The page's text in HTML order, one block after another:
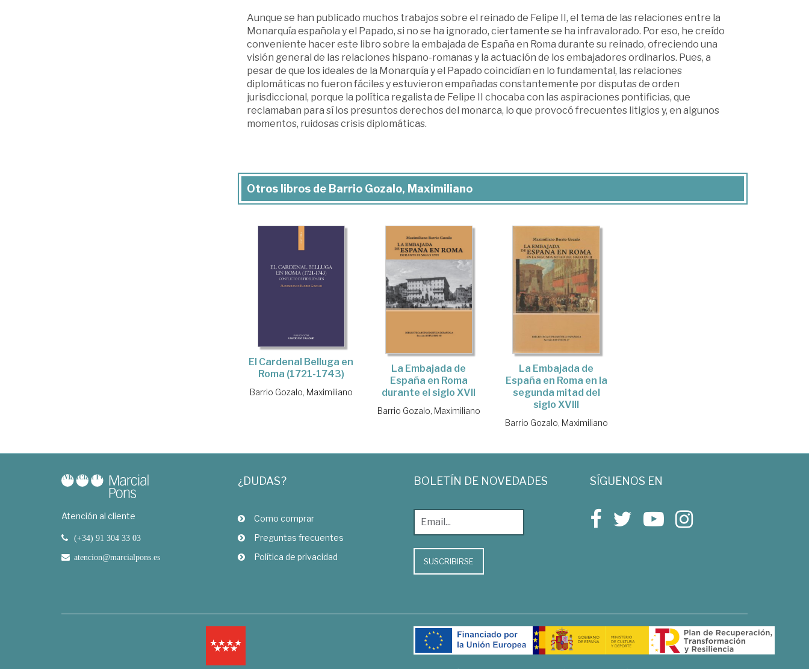
Aunque se han publicado muchos trabajos sobre el reinado de Felipe II, el tema de las relaciones entre la
Monarquía española y el Papado, si no se ha ignorado, ciertamente se ha infravalorado. Por eso, he creído
conveniente hacer este libro sobre la embajada de España en Roma durante su reinado, ofreciendo una
visión general de las relaciones hispano-romanas y la actuación de los embajadores ordinarios. Pues, a
pesar de que los ideales de la Monarquía y el Papado coincidían en lo fundamental, las relaciones
diplomáticas no fueron fáciles y estuvieron empañadas constantemente por disputas de orden
jurisdiccional, porque la política regalista de Felipe II chocaba con las aspiraciones pontificias, que
reclamaban para sí los presuntos derechos del monarca, lo que provocó frecuentes litigios y, en algunos
momentos, ruidosas crisis diplomáticas.
Otros libros de Barrio Gozalo, Maximiliano
El Cardenal Belluga en
Roma (1721-1743)
Barrio Gozalo, Maximiliano
La Embajada de
España en Roma
durante el siglo XVII
Barrio Gozalo, Maximiliano
La Embajada de
España en Roma en la
segunda mitad del
siglo XVIII
Barrio Gozalo, Maximiliano
Atención al cliente
(+34) 91 304 33 03
atencion@marcialpons.es
¿DUDAS?
Como comprar
Preguntas frecuentes
Política de privacidad
BOLETÍN DE NOVEDADES
SUSCRIBIRSE
SÍGUENOS EN